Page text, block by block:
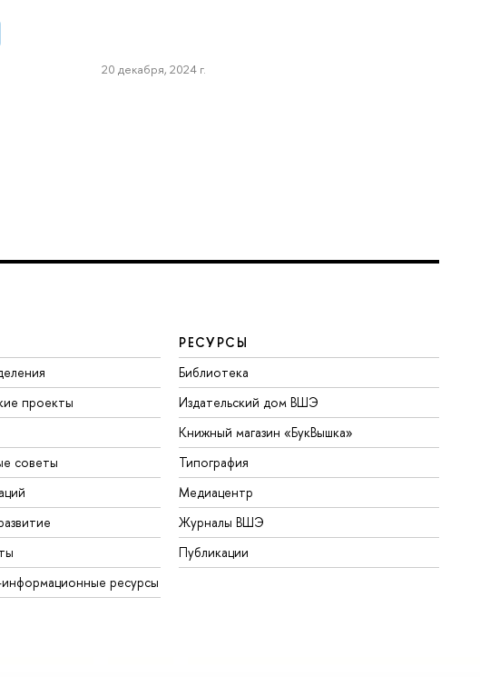
20 декабря, 2024 г.
проекты
советы
ресурсы
РЕСУРСЫ
Библиотека
Издательский дом ВШЭ
Книжный магазин «БукВышка»
Типография
Медиацентр
Журналы ВШЭ
Публикации